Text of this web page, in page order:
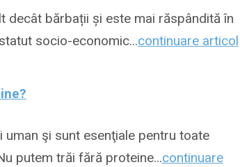
decât bărbații și este mai răspândită în
socio-economic...continuare articol
şi sunt esenţiale pentru toate
putem trăi fără proteine...continuare